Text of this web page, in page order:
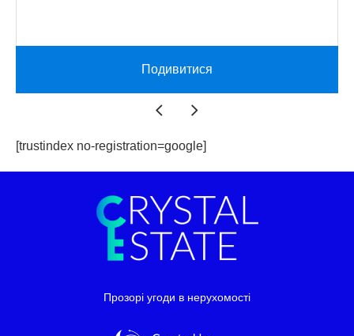
Подивитися
[trustindex no-registration=google]
Прозорі угоди в нерухомості